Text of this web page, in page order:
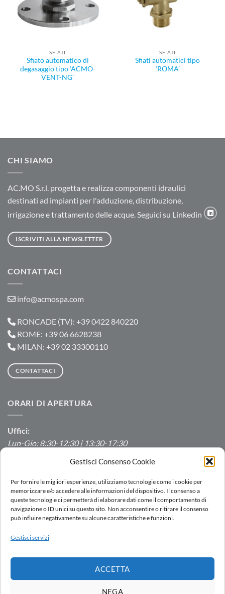
Gestisci Consenso Cookie
Per fornire le migliori esperienze, utilizziamo tecnologie come i cookie per
memorizzare e/o accedere alle informazioni del dispositivo. Il consenso a
queste tecnologie ci permetterà di elaborare dati come il comportamento di
navigazione o ID unici su questo sito. Non acconsentire o ritirare il consenso
può influire negativamente su alcune caratteristiche e funzioni.
Gestisci servizi
ACCETTA
NEGA
SFIATI
Sfiato automatico di
degasaggio tipo ‘ACMO-
VENT-NG’
SFIATI
Sfiati automatici tipo
‘ROMA’
CHI SIAMO
AC.MO S.r.l. progetta e realizza componenti idraulici
destinati ad impianti per l'adduzione, distribuzione,
irrigazione e trattamento delle acque. Seguici su Linkedin
ISCRIVITI ALLA NEWSLETTER
CONTATTACI
info@acmospa.com
RONCADE (TV): +39 0422 840220
ROME: +39 06 6628238
MILAN: +39 02 33300110
CONTATTACI
ORARI DI APERTURA
Uffici:
Lun-Gio: 8:30-12:30 | 13:30-17:30
Produzione/Magazzino:
Lun-Ven: 7:00-12:00 | 13:00-16:00
PORTALE SEGNALAZIONI
AC.MO S.r.l.| All Rights Reserved | P.IVA IT